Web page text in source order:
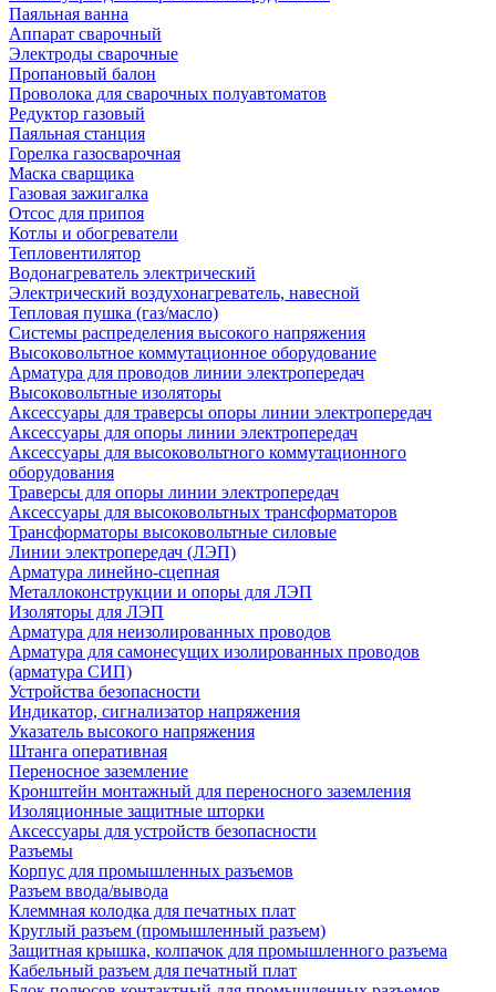
Паяльная ванна
Аппарат сварочный
Электроды сварочные
Пропановый балон
Проволока для сварочных полуавтоматов
Редуктор газовый
Паяльная станция
Горелка газосварочная
Маска сварщика
Газовая зажигалка
Отсос для припоя
Котлы и обогреватели
Тепловентилятор
Водонагреватель электрический
Электрический воздухонагреватель, навесной
Тепловая пушка (газ/масло)
Системы распределения высокого напряжения
Высоковольтное коммутационное оборудование
Арматура для проводов линии электропередач
Высоковольтные изоляторы
Аксессуары для траверсы опоры линии электропередач
Аксессуары для опоры линии электропередач
Аксессуары для высоковольтного коммутационного
оборудования
Траверсы для опоры линии электропередач
Аксессуары для высоковольтных трансформаторов
Трансформаторы высоковольтные силовые
Линии электропередач (ЛЭП)
Арматура линейно-сцепная
Металлоконструкции и опоры для ЛЭП
Изоляторы для ЛЭП
Арматура для неизолированных проводов
Арматура для самонесущих изолированных проводов
(арматура СИП)
Устройства безопасности
Индикатор, сигнализатор напряжения
Указатель высокого напряжения
Штанга оперативная
Переносное заземление
Кронштейн монтажный для переносного заземления
Изоляционные защитные шторки
Аксессуары для устройств безопасности
Разъемы
Корпус для промышленных разъемов
Разъем ввода/вывода
Клеммная колодка для печатных плат
Круглый разъем (промышленный разъем)
Защитная крышка, колпачок для промышленного разъема
Кабельный разъем для печатный плат